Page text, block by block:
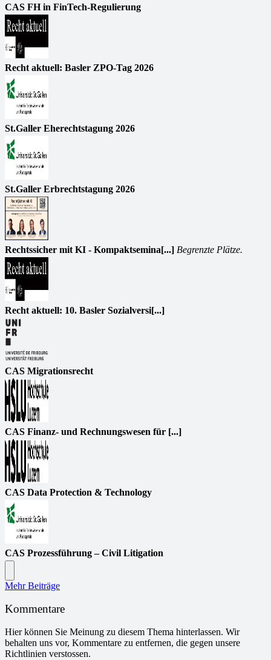
CAS FH in FinTech-Regulierung
Recht aktuell: Basler ZPO-Tag 2026
St.Galler Eherechtstagung 2026
St.Galler Erbrechtstagung 2026
Rechtssicher mit KI - Kompaktsemina[...] Begrenzte Plätze.
Recht aktuell: 10. Basler Sozialversi[...]
CAS Migrationsrecht
CAS Finanz- und Rechnungswesen für [...]
CAS Data Protection & Technology
CAS Prozessführung – Civil Litigation
Mehr Beiträge
Kommentare
Hier können Sie Meinung zu diesem Thema hinterlassen. Wir
behalten uns vor, Kommentare zu entfernen, die gegen unsere
Richtlinien verstossen.